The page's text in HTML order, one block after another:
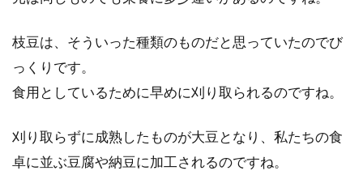
枝豆は、そういった種類のものだと思っていたのでび
っくりです。
食用としているために早めに刈り取られるのですね。
刈り取らずに成熟したものが大豆となり、私たちの食
卓に並ぶ豆腐や納豆に加工されるのですね。